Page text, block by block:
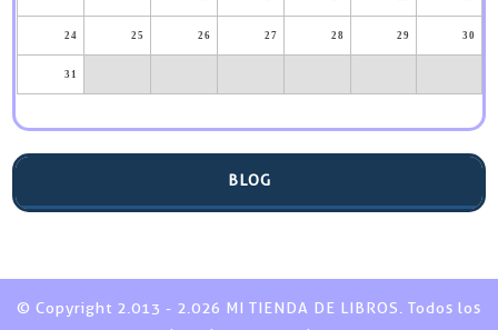
24 25 26 27 28 29 30
31
BLOG
© Copyright 2.013 - 2.026 MI TIENDA DE LIBROS. Todos los